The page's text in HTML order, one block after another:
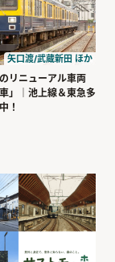
矢口渡/武蔵新田 ほか
リニューアル車両
」｜池上線＆東急多
！